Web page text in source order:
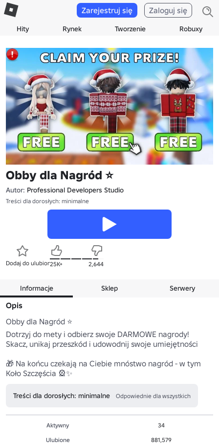
Hity Rynek Tworzenie Robuxy
Zarejestruj się Zaloguj się
Obby dla Nagród ⭐
Autor: Professional Developers Studio
Treści dla dorosłych: minimalne
Dodaj do ulubionych
25K+ 2,644
Informacje Sklep Serwery
Opis
Obby dla Nagród ⭐
Dotrzyj do mety i odbierz swoje DARMOWE nagrody!
Skacz, unikaj przeszkód i udowodnij swoje umiejętności
🎁 Na końcu czekają na Ciebie mnóstwo nagród - w tym
Koło Szczęścia 🎡✨
Treści dla dorosłych: minimalne Odpowiednie dla wszystkich
Aktywny
34
Ulubione
881,579